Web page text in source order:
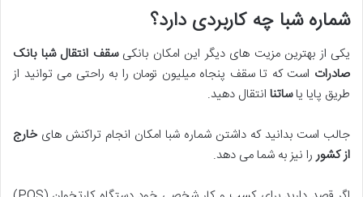
شماره شبا چه کاربردی دارد؟
یکی از بهترین مزیت های دیگر این امکان بانکیسقف انتقال شبا بانک
صادرات است که تا سقف پنجاه میلیون تومان را به راحتی می توانید از
طریق پایا یاساتنا انتقال دهید.
جالب است بدانید که داشتن شماره شبا امکان انجام تراکنش هایخارج
از کشور را نیز به شما می دهد.